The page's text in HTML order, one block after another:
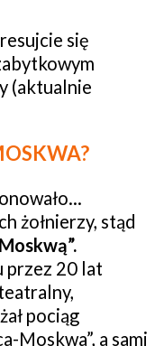
się
(aktualnie
żołnierzy, stąd
przez 20 lat
pociąg
Moskwa”, a sami